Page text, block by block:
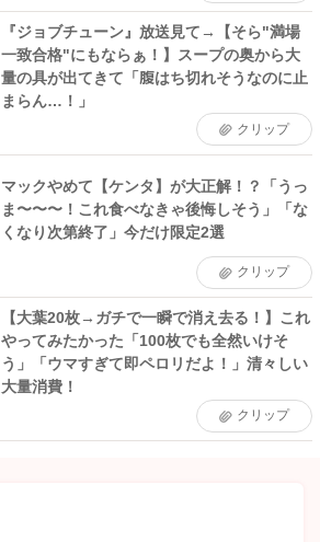
『ジョブチューン』放送見て→【そら"満場
一致合格"にもならぁ！】スープの奥から大
量の具が出てきて「腹はち切れそうなのに止
まらん…！」
クリップ
マックやめて【ケンタ】が大正解！？「うっ
ま〜〜〜！これ食べなきゃ後悔しそう」「な
くなり次第終了」今だけ限定2選
クリップ
【大葉20枚→ガチで一瞬で消え去る！】これ
やってみたかった「100枚でも全然いけそ
う」「ウマすぎて即ペロリだよ！」清々しい
大量消費！
クリップ